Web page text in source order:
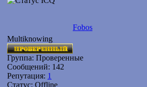
Fobos
Multiknowing
Группа: Проверенные
Сообщений: 142
Репутация: 1
Статус: Offline